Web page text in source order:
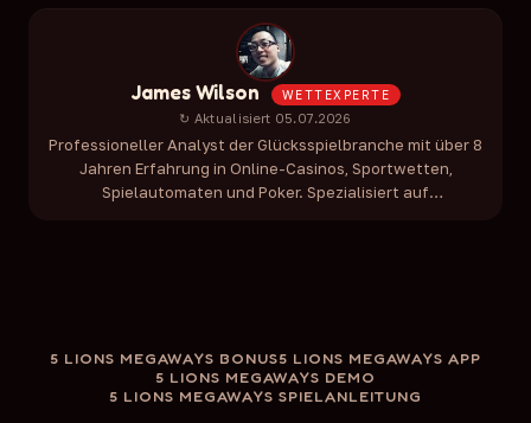
James Wilson WETTEXPERTE
↻ Aktualisiert 05.07.2026
Professioneller Analyst der Glücksspielbranche mit über 8
Jahren Erfahrung in Online-Casinos, Sportwetten,
Spielautomaten und Poker. Spezialisiert auf
5 LIONS MEGAWAYS BONUS5 LIONS MEGAWAYS APP
5 LIONS MEGAWAYS DEMO
5 LIONS MEGAWAYS SPIELANLEITUNG